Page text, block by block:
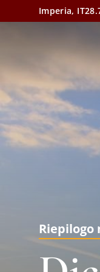
Imperia, IT
Riepilogo